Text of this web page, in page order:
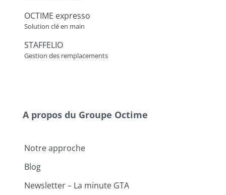
OCTIME expresso
Solution clé en main
STAFFELIO
Gestion des remplacements
A propos du Groupe Octime
Notre approche
Blog
Newsletter – La minute GTA